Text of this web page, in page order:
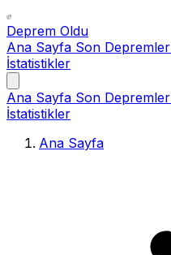
Deprem Oldu
Ana Sayfa Son Depremler
İstatistikler
Ana Sayfa Son Depremler
İstatistikler
Ana Sayfa